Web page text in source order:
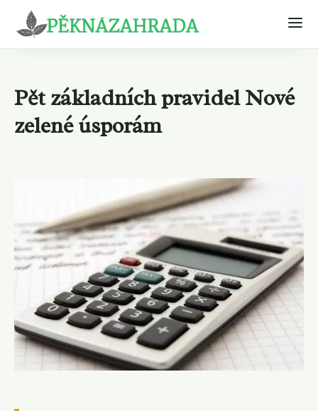
Pět základních pravidel Nové
zelené úsporám